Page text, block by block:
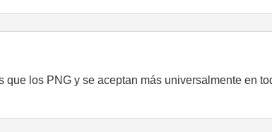
los PNG y se aceptan más universalmente en